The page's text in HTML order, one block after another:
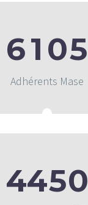
61 05
Adhérents Mase
4450